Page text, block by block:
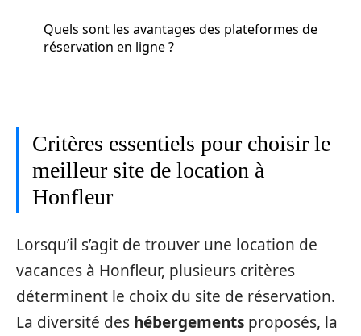
Quels sont les avantages des plateformes de
réservation en ligne ?
Critères essentiels pour choisir le
meilleur site de location à
Honfleur
Lorsqu’il s’agit de trouver une location de
vacances à Honfleur, plusieurs critères
déterminent le choix du site de réservation.
La diversité des hébergements proposés, la